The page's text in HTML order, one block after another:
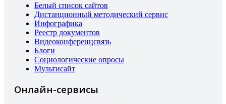
Белый список сайтов
Дистанционный методический сервис
Инфографика
Реестр документов
Видеоконференцсвязь
Блоги
Социологические опросы
Мультисайт
Онлайн-сервисы